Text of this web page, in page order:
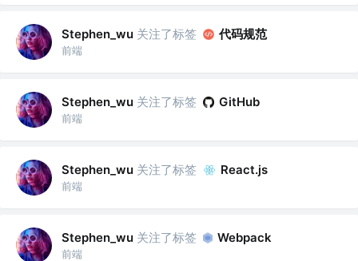
Stephen_wu 关注了标签 代码规范
前端
Stephen_wu 关注了标签 GitHub
前端
Stephen_wu 关注了标签 React.js
前端
Stephen_wu 关注了标签 Webpack
前端